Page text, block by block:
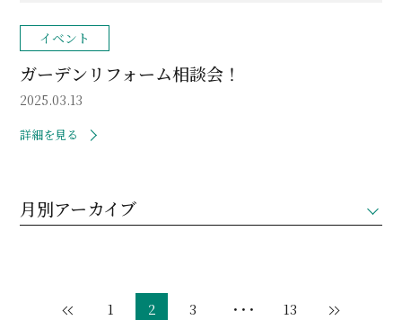
イベント
ガーデンリフォーム相談会！
2025.03.13
詳細を見る
月別アーカイブ
1 2 3 ・・・ 13